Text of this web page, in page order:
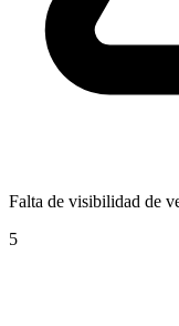
Falta de visibilidad de
5